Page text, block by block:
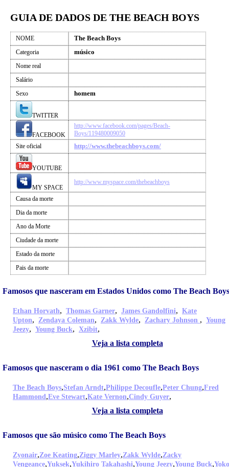
GUIA DE DADOS DE THE BEACH BOYS
NOME The Beach Boys
Categoria músico
Nome real
Salário
Sexo
homem
TWITTER
FACEBOOK
http://www.facebook.com/pages/Beach-
Boys/119480009050
Site oficial
http://www.thebeachboys.com/
YOUTUBE
MY SPACE
http://www.myspace.com/thebeachboys
Causa da morte
Dia da morte
Ano da Morte
Ciudade da morte
Estado da morte
Pais da morte
Famosos que nasceram em Estados Unidos como The Beach Boys
Ethan Horvath, Thomas Garner, James Gandolfini, Kate
Upton, Zendaya Coleman, Zakk Wylde, Zachary Johnson , Young
Jeezy, Young Buck, Xzibit,
Veja a lista completa
Famosos que nasceram o dia 1961 como The Beach Boys
The Beach Boys,Stefan Arndt,Philippe Decoufle,Peter Chung,Fred
Hammond,Eve Stewart,Kate Vernon,Cindy Guyer,
Veja a lista completa
Famosos que são músico como The Beach Boys
Zyonair,Zoe Keating,Ziggy Marley,Zakk Wylde,Zacky
Vengeance,Yuksek,Yukihiro Takahashi,Young Jeezy,Young Buck,Yoko